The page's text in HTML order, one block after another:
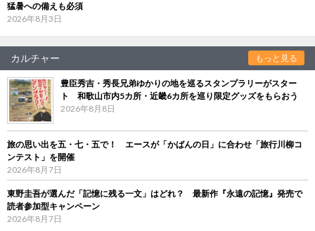
猛暑への備えも必須
2026年8月3日
カルチャー もっと見る
豊臣秀吉・秀長兄弟ゆかりの地を巡るスタンプラリーがスター
ト 和歌山市内5カ所・近畿6カ所を巡り限定グッズをもらおう
2026年8月8日
旅の思い出を五・七・五で！ エースが「かばんの日」に合わせ「旅行川柳コ
ンテスト」を開催
2026年8月7日
東野圭吾が選んだ「記憶に残る一文」はどれ？ 最新作『永遠の記憶』発売で
読者参加型キャンペーン
2026年8月7日